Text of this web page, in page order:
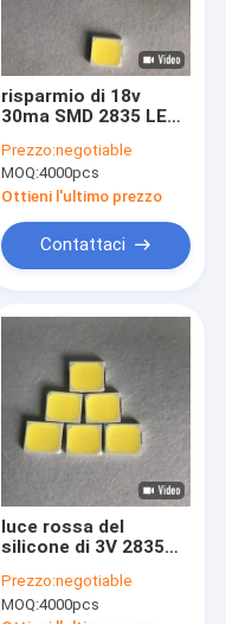
risparmio di 18v
30ma SMD 2835 LED
Energy
Prezzo:negotiable
MOQ:4000pcs
Ottieni l'ultimo prezzo
Contattaci
luce rossa del
silicone di 3V 2835
Package For
Prezzo:negotiable
MOQ:4000pcs